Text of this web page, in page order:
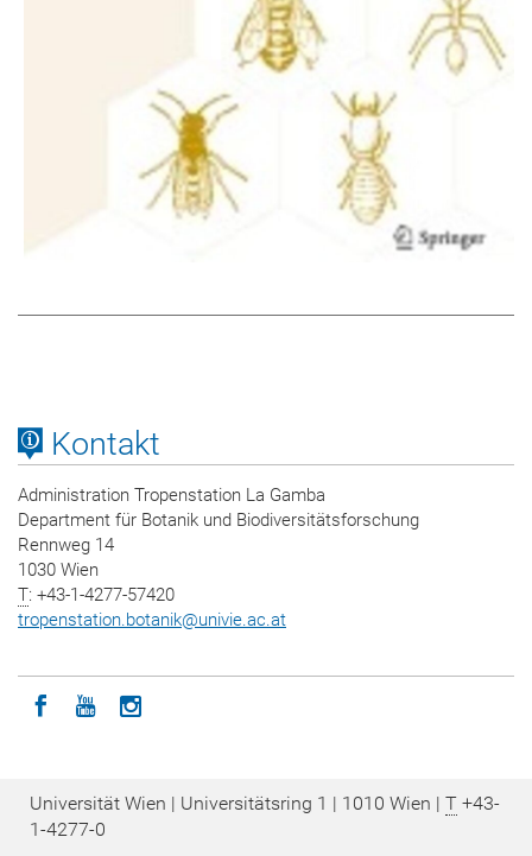
Kontakt
Administration Tropenstation La Gamba
Department für Botanik und Biodiversitätsforschung
Rennweg 14
1030 Wien
T: +43-1-4277-57420
tropenstation.botanik@univie.ac.at
Icon facebook
Icon youtube
Icon instagram
Universität Wien | Universitätsring 1 | 1010 Wien | T +43-
1-4277-0